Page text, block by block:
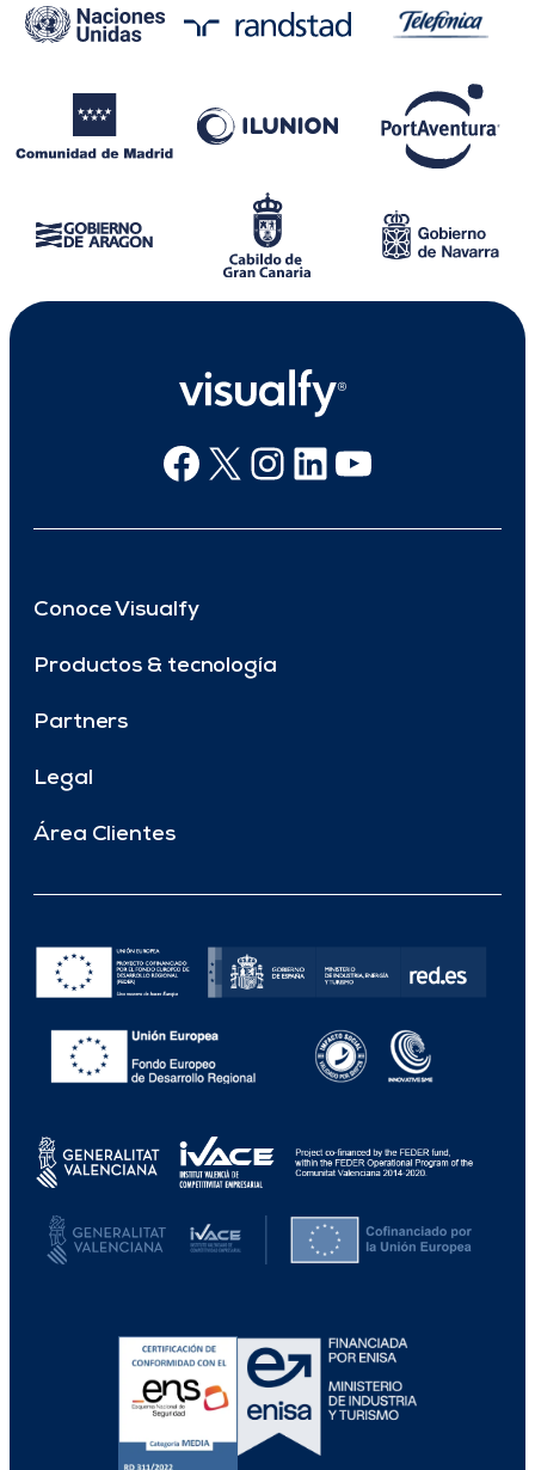
Facebook
X Instagram
Linkedin
Youtube
Conoce Visualfy
Productos & tecnología
Partners
Legal
Área Clientes